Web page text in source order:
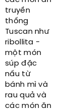
truyền
thống
Tuscan như
ribollita -
một món
súp đặc
nấu từ
bánh mì và
rau quả và
các món ăn